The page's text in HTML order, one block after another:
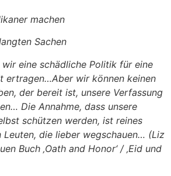
machen
Sachen
wir eine schädliche Politik für eine
ertragen…Aber wir können keinen
der bereit ist, unsere Verfassung
Die Annahme, dass unsere
schützen werden, ist reines
Leuten, die lieber wegschauen… (Liz
Buch ‚Oath and Honor‘ / ‚Eid und